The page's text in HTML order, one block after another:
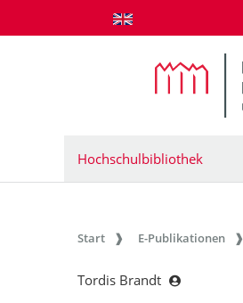
zum Inhalt springen
Hochschulbibliothek
Start E-Publikationen
Tordis Brandt